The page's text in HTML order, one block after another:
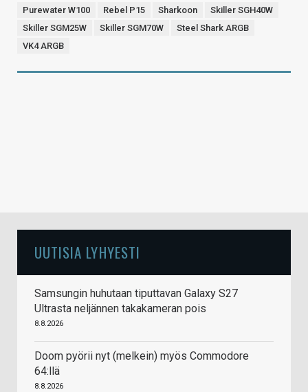
Purewater W100
Rebel P15 Sharkoon
Skiller SGH40W
Skiller SGM25W
Skiller SGM70W
Steel Shark ARGB
VK4 ARGB
UUTISIA LYHYESTI
Samsungin huhutaan tiputtavan Galaxy S27
Ultrasta neljännen takakameran pois
8.8.2026
Doom pyörii nyt (melkein) myös Commodore
64:llä
8.8.2026